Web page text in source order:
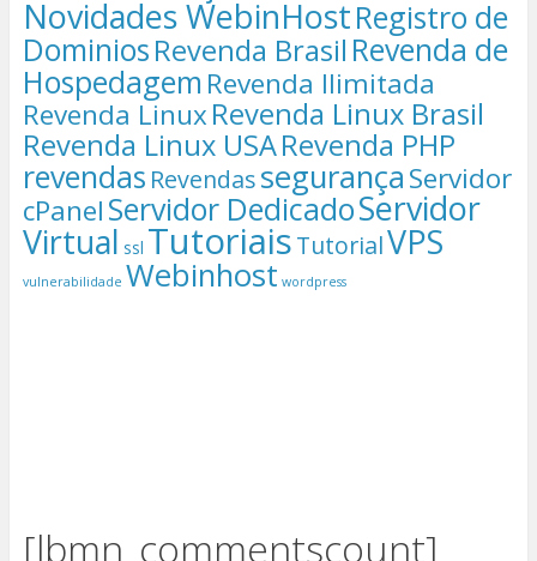
Novidades WebinHostRegistro de
DominiosRevenda Brasil Revenda de
Hospedagem Revenda Ilimitada
Revenda LinuxRevenda Linux Brasil
Revenda Linux USARevenda PHP
revendas RevendassegurançaServidor
cPanelServidor DedicadoServidor
Virtual ssl TutoriaisTutorialVPS
vulnerabilidade Webinhost wordpress
[lbmn_commentscount]